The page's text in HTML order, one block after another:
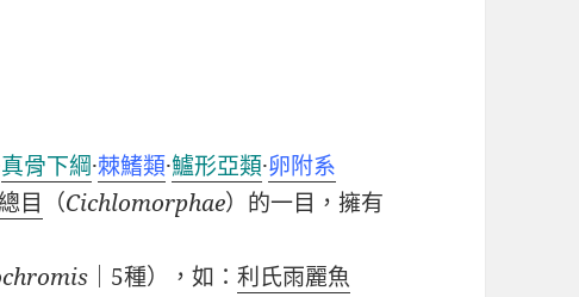
真骨下綱·棘鰭類·鱸形亞類·卵附系
目 （Cichlomorphae） 的一目，擁有
｜5種） ，如：利氏雨麗魚